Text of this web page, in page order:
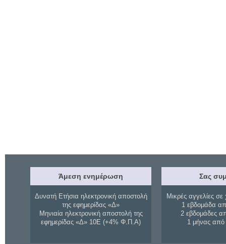
Άμεση ενημέρωση
Δυνατή Ετήσια ηλεκτρονική αποστολή
της εφημερίδας «Δ»
Μηνιαία ηλεκτρονική αποστολή της
εφημερίδας «Δ» 10Ε (+4% Φ.Π.Α)
Σας
Μικρές αγγελίες σε
1 εβδομάδα
2 εβδομάδες
1 μήνας